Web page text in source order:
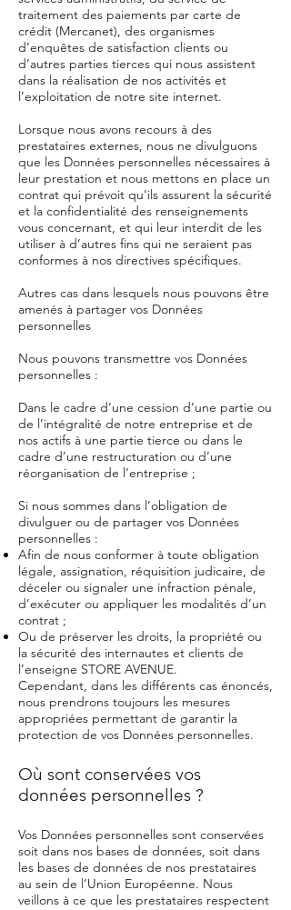
traitement des paiements par carte de
crédit (Mercanet), des organismes
d’enquêtes de satisfaction clients ou
d’autres parties tierces qui nous assistent
dans la réalisation de nos activités et
l’exploitation de notre site internet.
Lorsque nous avons recours à des
prestataires externes, nous ne divulguons
que les Données personnelles nécessaires à
leur prestation et nous mettons en place un
contrat qui prévoit qu’ils assurent la sécurité
et la confidentialité des renseignements
vous concernant, et qui leur interdit de les
utiliser à d’autres fins qui ne seraient pas
conformes à nos directives spécifiques.
Autres cas dans lesquels nous pouvons être
amenés à partager vos Données
personnelles
Nous pouvons transmettre vos Données
personnelles :
Dans le cadre d’une cession d’une partie ou
de l’intégralité de notre entreprise et de
nos actifs à une partie tierce ou dans le
cadre d’une restructuration ou d’une
réorganisation de l’entreprise ;
Si nous sommes dans l’obligation de
divulguer ou de partager vos Données
personnelles :
Afin de nous conformer à toute obligation
légale, assignation, réquisition judicaire, de
déceler ou signaler une infraction pénale,
d’exécuter ou appliquer les modalités d’un
contrat ;
Ou de préserver les droits, la propriété ou
la sécurité des internautes et clients de
l’enseigne STORE AVENUE.
Cependant, dans les différents cas énoncés,
nous prendrons toujours les mesures
appropriées permettant de garantir la
protection de vos Données personnelles.
Où sont conservées vos
données personnelles ?
Vos Données personnelles sont conservées
soit dans nos bases de données, soit dans
les bases de données de nos prestataires
au sein de l’Union Européenne. Nous
veillons à ce que les prestataires respectent